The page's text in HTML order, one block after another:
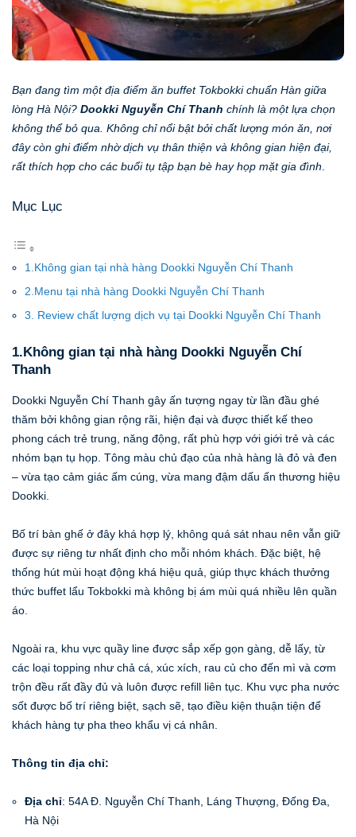
Bạn đang tìm một địa điểm ăn buffet Tokbokki chuẩn Hàn giữa
lòng Hà Nội? Dookki Nguyễn Chí Thanh chính là một lựa chọn
không thể bỏ qua. Không chỉ nổi bật bởi chất lượng món ăn, nơi
đây còn ghi điểm nhờ dịch vụ thân thiện và không gian hiện đại,
rất thích hợp cho các buổi tụ tập bạn bè hay họp mặt gia đình.
Mục Lục
1.Không gian tại nhà hàng Dookki Nguyễn Chí Thanh
2.Menu tại nhà hàng Dookki Nguyễn Chí Thanh
3. Review chất lượng dịch vụ tại Dookki Nguyễn Chí Thanh
1.Không gian tại nhà hàng Dookki Nguyễn Chí
Thanh
Dookki Nguyễn Chí Thanh gây ấn tượng ngay từ lần đầu ghé
thăm bởi không gian rộng rãi, hiện đại và được thiết kế theo
phong cách trẻ trung, năng động, rất phù hợp với giới trẻ và các
nhóm bạn tụ họp. Tông màu chủ đạo của nhà hàng là đỏ và đen
– vừa tạo cảm giác ấm cúng, vừa mang đậm dấu ấn thương hiệu
Dookki.
Bố trí bàn ghế ở đây khá hợp lý, không quá sát nhau nên vẫn giữ
được sự riêng tư nhất định cho mỗi nhóm khách. Đặc biệt, hệ
thống hút mùi hoạt động khá hiệu quả, giúp thực khách thưởng
thức buffet lẩu Tokbokki mà không bị ám mùi quá nhiều lên quần
áo.
Ngoài ra, khu vực quầy line được sắp xếp gọn gàng, dễ lấy, từ
các loại topping như chả cá, xúc xích, rau củ cho đến mì và cơm
trộn đều rất đầy đủ và luôn được refill liên tục. Khu vực pha nước
sốt được bố trí riêng biệt, sạch sẽ, tạo điều kiện thuận tiện để
khách hàng tự pha theo khẩu vị cá nhân.
Thông tin địa chỉ:
Địa chỉ: 54A Đ. Nguyễn Chí Thanh, Láng Thượng, Đống Đa,
Hà Nội